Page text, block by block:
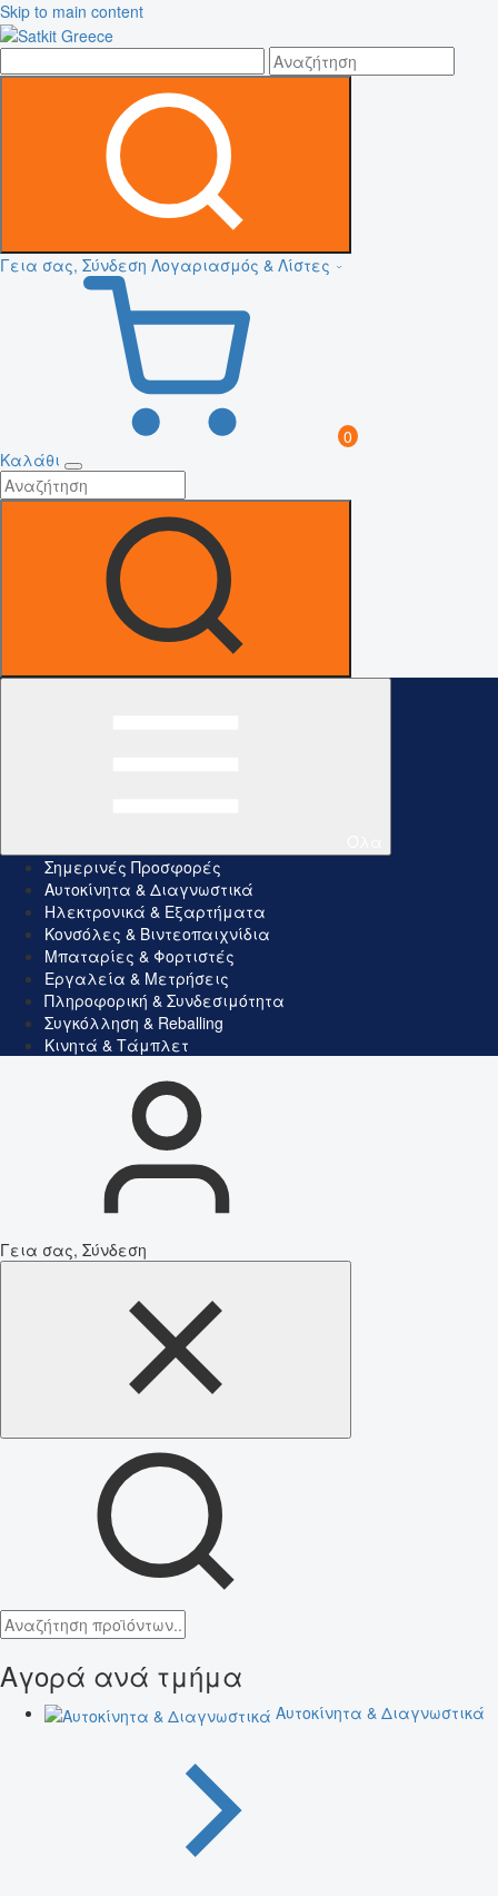
Skip to main content
Γεια σας, Σύνδεση Λογαριασμός & Λίστες
0
Καλάθι
Σημερινές Προσφορές
Αυτοκίνητα & Διαγνωστικά
Ηλεκτρονικά & Εξαρτήματα
Κονσόλες & Βιντεοπαιχνίδια
Μπαταρίες & Φορτιστές
Εργαλεία & Μετρήσεις
Πληροφορική & Συνδεσιμότητα
Συγκόλληση & Reballing
Κινητά & Τάμπλετ
Γεια σας, Σύνδεση
Αγορά ανά τμήμα
Αυτοκίνητα & Διαγνωστικά